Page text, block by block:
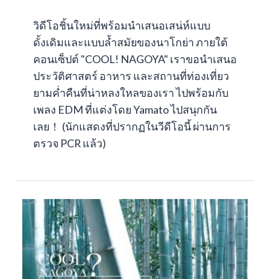
วิดีโอชิ้นใหม่ที่พร้อมนำเสนอเสน่ห์แบบ
ดั้งเดิมและแบบล้ำสมัยของนาโกย่า ภายใต้
คอนเซ็ปต์ "COOL! NAGOYA" เราขอนำเสนอ
ประวัติศาสตร์ อาหาร และสถานที่ท่องเที่ยว
ยามค่ำคืนที่น่าหลงใหลของเรา ไปพร้อมกับ
เพลง EDM ที่แต่งโดย Yamato ไปสนุกกัน
เลย！ (นักแสดงที่ปรากฏในวีดีโอนี้ ผ่านการ
ตรวจ PCR แล้ว)